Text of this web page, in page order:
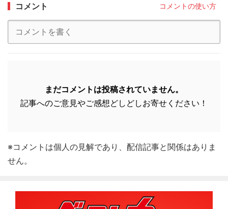
コメント コメントの使い方
まだコメントは投稿されていません。
記事へのご意見やご感想どしどしお寄せください！
※コメントは個人の見解であり、配信記事と関係はありま
せん。